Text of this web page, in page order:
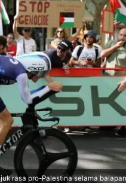
rasa pro-Palestina selama